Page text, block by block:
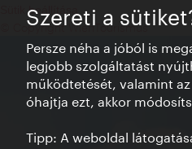
Sütik beállítása
© Copyright WienTourismus
Szereti a
Persze néha a jóból is
legjobb szolgáltatást
működtetését, valamint
óhajtja ezt, akkor
Tipp: A weboldal